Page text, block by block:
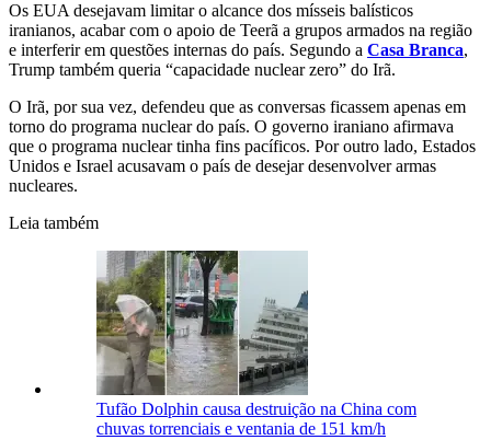
Os EUA desejavam limitar o alcance dos mísseis balísticos
iranianos, acabar com o apoio de Teerã a grupos armados na região
e interferir em questões internas do país. Segundo a Casa Branca,
Trump também queria “capacidade nuclear zero” do Irã.
O Irã, por sua vez, defendeu que as conversas ficassem apenas em
torno do programa nuclear do país. O governo iraniano afirmava
que o programa nuclear tinha fins pacíficos. Por outro lado, Estados
Unidos e Israel acusavam o país de desejar desenvolver armas
nucleares.
Leia também
Tufão Dolphin causa destruição na China com
chuvas torrenciais e ventania de 151 km/h